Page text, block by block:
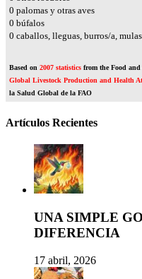
0 palomas y otras aves
0 búfalos
0 caballos, lleguas, burros/a,
Based on 2007 statistics from the Food
Global Livestock Production and Health
la Salud Global de la FAO
Artículos Recientes
UNA SIMPLE
DIFERENCIA
17 abril, 2026